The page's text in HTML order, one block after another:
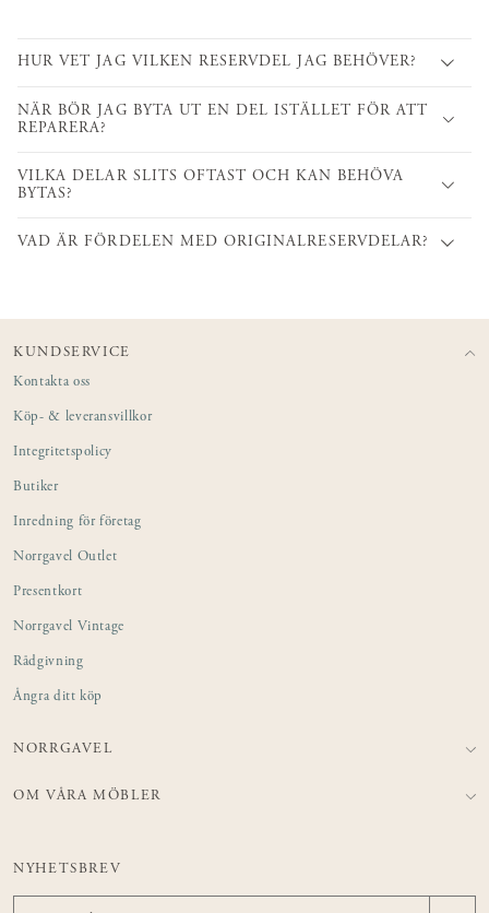
HUR VET JAG VILKEN RESERVDEL JAG BEHÖVER?
NÄR BÖR JAG BYTA UT EN DEL ISTÄLLET FÖR ATT
REPARERA?
VILKA DELAR SLITS OFTAST OCH KAN BEHÖVA
BYTAS?
VAD ÄR FÖRDELEN MED ORIGINALRESERVDELAR?
KUNDSERVICE
Kontakta oss
Köp- & leveransvillkor
Integritetspolicy
Butiker
Inredning för företag
Norrgavel Outlet
Presentkort
Norrgavel Vintage
Rådgivning
Ångra ditt köp
NORRGAVEL
OM VÅRA MÖBLER
NYHETSBREV